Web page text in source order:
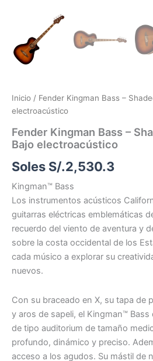
Inicio / Fender Kingman Bass –
electroacústico
Fender Kingman Bass –
Bajo electroacústico
Soles S/.2,530.3
Kingman™ Bass
Los instrumentos acústicos
guitarras eléctricas emblemáticas
recuerdo del viento de aventura y
sobre la costa occidental de los
cada músico a explorar su
nuevos.
Con su braceado en X, su tapa de
y aros de sapeli, el Kingman™
de tipo auditorium de tamaño
profundo, dinámico y preciso.
acceso a los agudos. Su mástil de